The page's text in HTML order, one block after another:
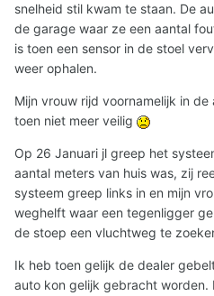
snelheid stil kwam te staan. De
de garage waar ze een aantal
is toen een sensor in de stoel
weer ophalen.
Mijn vrouw rijd voornamelijk in
toen niet meer veilig
Op 26 Januari jl greep het
aantal meters van huis was, zij
systeem greep links in en mijn
weghelft waar een tegenligger
de stoep een vluchtweg te
Ik heb toen gelijk de dealer
auto kon gelijk gebracht worden.